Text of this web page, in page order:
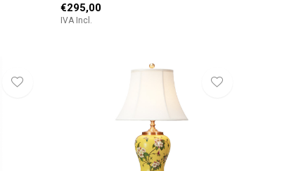
€295,00
IVA Incl.